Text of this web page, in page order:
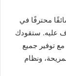
محترفًا في
عليه. ستقودك
توفير جميع
ونظام